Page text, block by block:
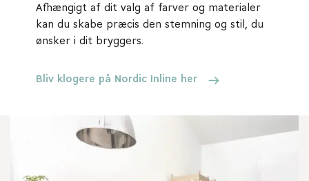
Afhængigt af dit valg af farver og materialer
kan du skabe præcis den stemning og stil, du
ønsker i dit bryggers.
Bliv klogere på Nordic Inline her